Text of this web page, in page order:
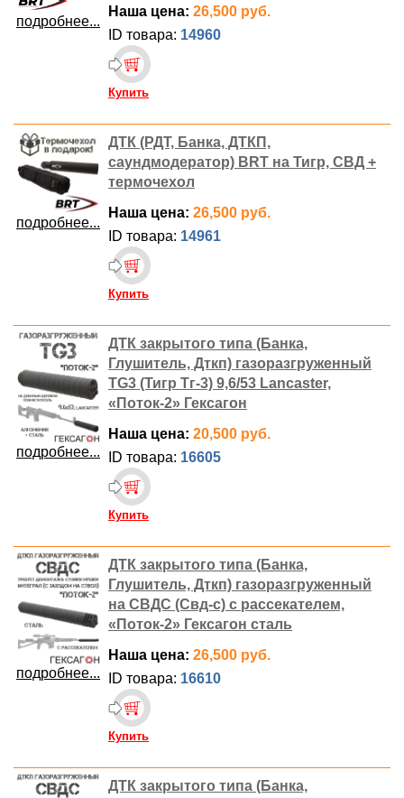
подробнее...
Наша цена: 26,500 руб.
ID товара: 14960
Купить
подробнее...
ДТК (РДТ, Банка, ДТКП,
саундмодератор) BRT на Тигр, СВД +
термочехол
Наша цена: 26,500 руб.
ID товара: 14961
Купить
подробнее...
ДТК закрытого типа (Банка,
Глушитель, Дткп) газоразгруженный
TG3 (Тигр Тг-3) 9,6/53 Lancaster,
«Поток-2» Гексагон
Наша цена: 20,500 руб.
ID товара: 16605
Купить
подробнее...
ДТК закрытого типа (Банка,
Глушитель, Дткп) газоразгруженный
на СВДС (Свд-с) с рассекателем,
«Поток-2» Гексагон сталь
Наша цена: 26,500 руб.
ID товара: 16610
Купить
ДТК закрытого типа (Банка,